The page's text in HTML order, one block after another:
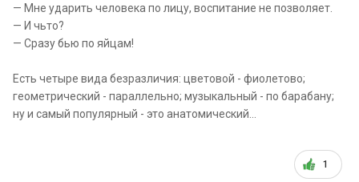
— Мне ударить человека по лицу, воспитание не позволяет.
— И чьто?
— Сразу бью по яйцам!
Есть четыре вида безразличия: цветовой - фиолетово;
геометрический - параллельно; музыкальный - по барабану;
ну и самый популярный - это анатомический...
1